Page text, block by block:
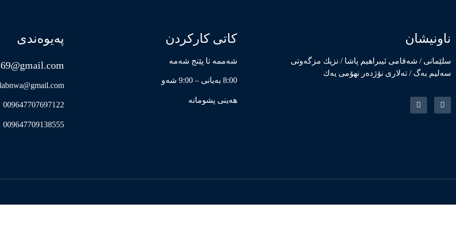
ناونیشان
سلێمانی / شەقامی ئیبراهیم پاشا / نزیك مزگەوتی
سەلیم بەگ / تەلاری نۆژدەر نهۆمی یەك
کاتی کارکردن
شەممە تا پێنج شەمە
8:00 بەیانی – 9:00 شەو
هەینی پشومانە
پەیوەندی
labnwa@gmail.com
009647707697122
009647709138555